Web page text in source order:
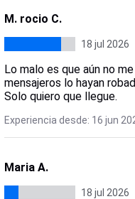
M. rocio C.
18 jul 2026
Lo malo es que aún no
mensajeros lo hayan
Solo quiero que llegue.
Experiencia desde: 16 jun
Maria A.
18 jul 2026